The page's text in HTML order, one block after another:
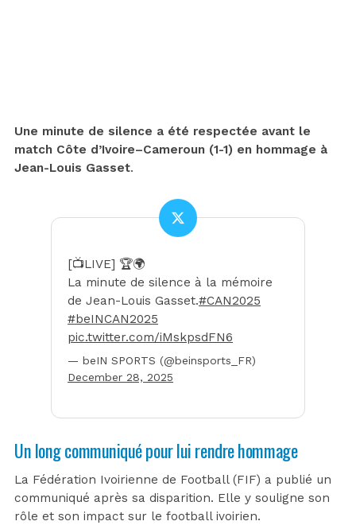
Une minute de silence a été respectée avant le
match Côte d’Ivoire–Cameroun (1-1) en hommage à
Jean-Louis Gasset.
[📺LIVE] 🏆🌍
La minute de silence à la mémoire
de Jean-Louis Gasset.#CAN2025
#beINCAN2025
pic.twitter.com/iMskpsdFN6
— beIN SPORTS (@beinsports_FR)
December 28, 2025
Un long communiqué pour lui rendre hommage
La Fédération Ivoirienne de Football (FIF) a publié un
communiqué après sa disparition. Elle y souligne son
rôle et son impact sur le football ivoirien.